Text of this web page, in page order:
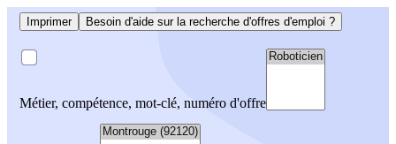
Imprimer Besoin d'aide sur la recherche d'offres d'emploi ?
Métier, compétence, mot-clé, numéro d'offre